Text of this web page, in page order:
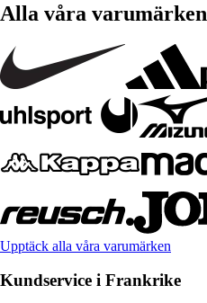
Alla våra varumärken
Upptäck alla våra varumärken
Kundservice i Frankrike